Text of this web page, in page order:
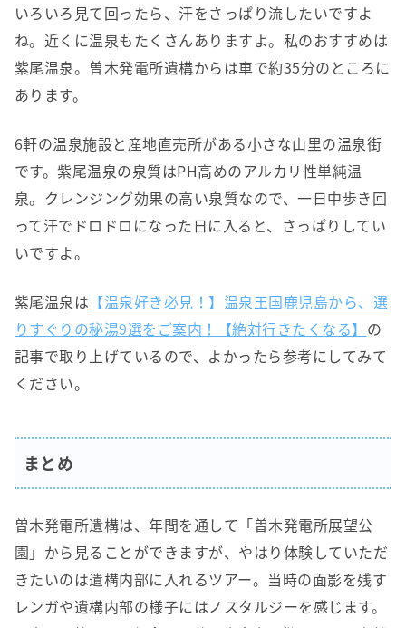
いろいろ見て回ったら、汗をさっぱり流したいですよ
ね。近くに温泉もたくさんありますよ。私のおすすめは
紫尾温泉。曽木発電所遺構からは車で約35分のところに
あります。
6軒の温泉施設と産地直売所がある小さな山里の温泉街
です。紫尾温泉の泉質はPH高めのアルカリ性単純温
泉。クレンジング効果の高い泉質なので、一日中歩き回
って汗でドロドロになった日に入ると、さっぱりしてい
いですよ。
紫尾温泉は 【温泉好き必見！】温泉王国鹿児島から、選
りすぐりの秘湯9選をご案内！【絶対行きたくなる】 の
記事で取り上げているので、よかったら参考にしてみて
ください。
まとめ
曽木発電所遺構は、年間を通して「曽木発電所展望公
園」から見ることができますが、やはり体験していただ
きたいのは遺構内部に入れるツアー。当時の面影を残す
レンガや遺構内部の様子にはノスタルジーを感じます。